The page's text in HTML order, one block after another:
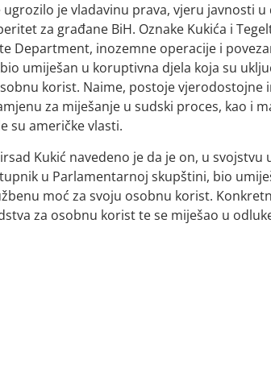
ugrozilo je vladavinu prava, vjeru javnosti
za građane BiH. Oznake Kukića i
Department, inozemne operacije i
bio umiješan u koruptivna djela koja su
korist. Naime, postoje vjerodostojne
za miješanje u sudski proces, kao i
su američke vlasti.
Kukić navedeno je da je on, u
u Parlamentarnoj skupštini, bio
moć za svoju osobnu korist.
za osobnu korist te se miješao u